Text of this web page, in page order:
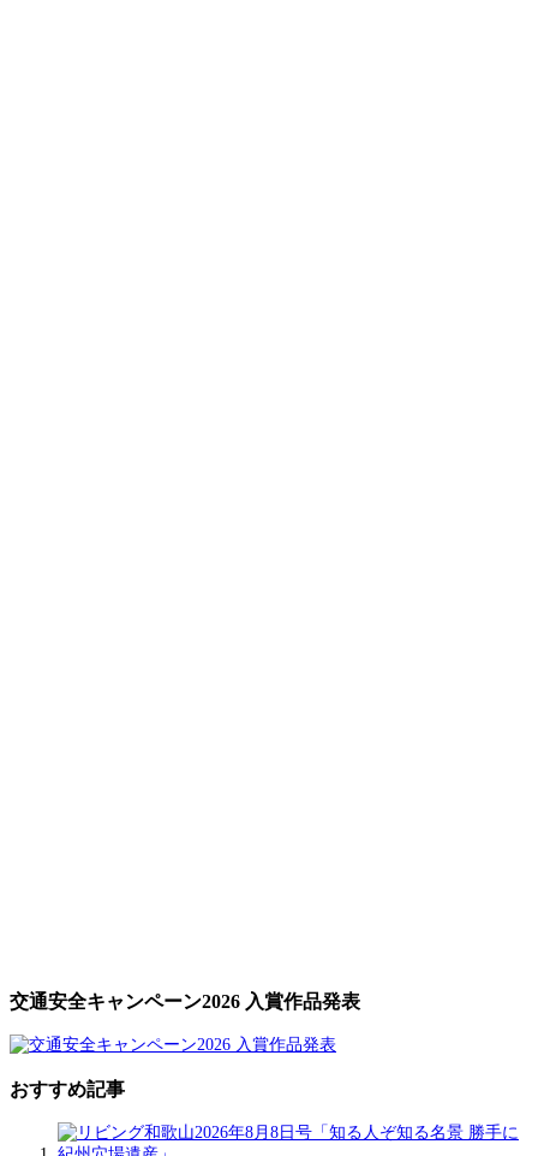
交通安全キャンペーン2026 入賞作品発表
おすすめ記事